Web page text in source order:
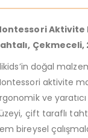
Aktivite
Çekmeceli,
doğal
aktivite
ve
çift taraflı
bireysel